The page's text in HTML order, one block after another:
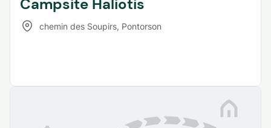
Campsite Haliotis
chemin des Soupirs, Pontorson